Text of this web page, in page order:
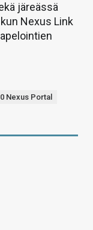
järeässä
Nexus Link
Nexus Portal